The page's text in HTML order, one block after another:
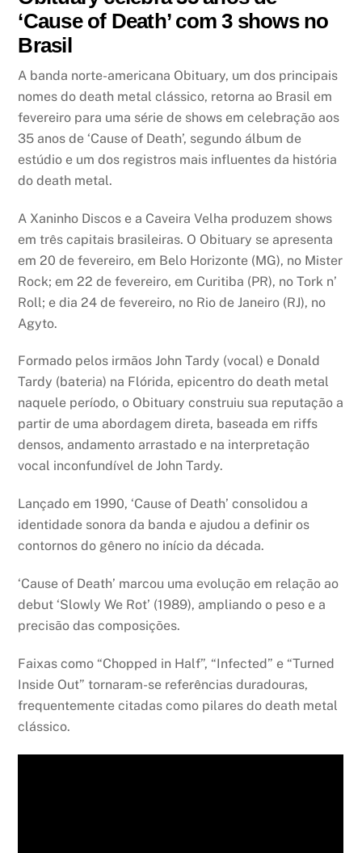
‘Cause of Death’ com 3 shows no
Brasil
A banda norte-americana Obituary, um dos principais
nomes do death metal clássico, retorna ao Brasil em
fevereiro para uma série de shows em celebração aos
35 anos de ‘Cause of Death’, segundo álbum de
estúdio e um dos registros mais influentes da história
do death metal.
A Xaninho Discos e a Caveira Velha produzem shows
em três capitais brasileiras. O Obituary se apresenta
em 20 de fevereiro, em Belo Horizonte (MG), no Mister
Rock; em 22 de fevereiro, em Curitiba (PR), no Tork n’
Roll; e dia 24 de fevereiro, no Rio de Janeiro (RJ), no
Agyto.
Formado pelos irmãos John Tardy (vocal) e Donald
Tardy (bateria) na Flórida, epicentro do death metal
naquele período, o Obituary construiu sua reputação a
partir de uma abordagem direta, baseada em riffs
densos, andamento arrastado e na interpretação
vocal inconfundível de John Tardy.
Lançado em 1990, ‘Cause of Death’ consolidou a
identidade sonora da banda e ajudou a definir os
contornos do gênero no início da década.
‘Cause of Death’ marcou uma evolução em relação ao
debut ‘Slowly We Rot’ (1989), ampliando o peso e a
precisão das composições.
Faixas como “Chopped in Half”, “Infected” e “Turned
Inside Out” tornaram-se referências duradouras,
frequentemente citadas como pilares do death metal
clássico.